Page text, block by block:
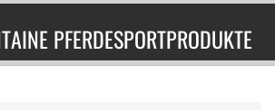
PFERDESPORTPRODUKTE